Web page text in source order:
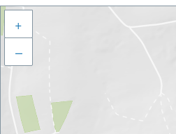
+
–